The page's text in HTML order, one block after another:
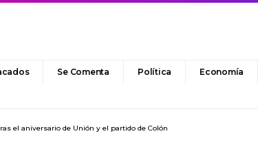
Se Comenta Política Economía
el aniversario de Unión y el partido de Colón